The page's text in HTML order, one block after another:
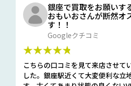
銀座で買取をお願いす
おもいおさんが断然オ
す！！
Googleクチコミ
★★★★★
こちらの口コミを見て来店させて
した。銀座駅近くて大変便利な立